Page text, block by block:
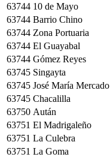
63744 10 de Mayo
63744 Barrio Chino
63744 Zona Portuaria
63744 El Guayabal
63744 Gómez Reyes
63745 Singayta
63745 José María Mercado
63745 Chacalilla
63750 Aután
63751 El Madrigaleño
63751 La Culebra
63751 La Goma